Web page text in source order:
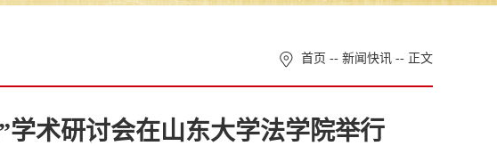
首页 -- 新闻快讯 -- 正文
术研讨会在山东大学法学院举行